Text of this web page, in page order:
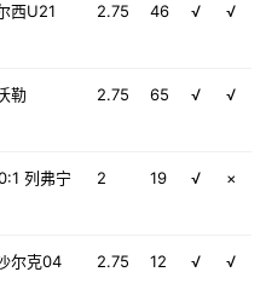
西U21 2.75 46 √ √
勒 2.75 65 √ √
列弗宁 2 19 √ ×
尔克04 2.75 12 √ √